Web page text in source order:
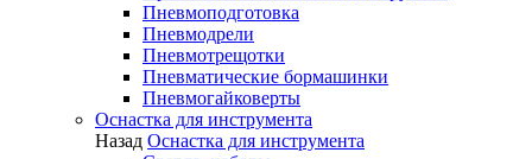
Пневмоподготовка
Пневмодрели
Пневмотрещотки
Пневматические бормашинки
Пневмогайковерты
Оснастка для инструмента
Назад Оснастка для инструмента